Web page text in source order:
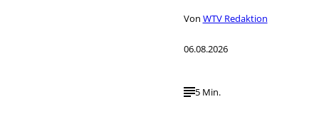
Von WTV Redaktion
06.08.2026
5 Min.